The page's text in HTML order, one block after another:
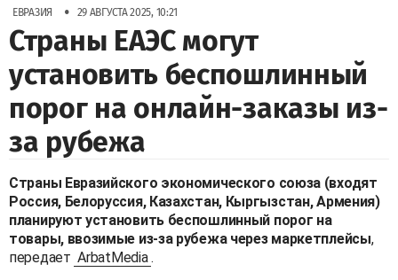
ЕВРАЗИЯ • 29 АВГУСТА 2025, 10:21
Страны ЕАЭС могут
установить беспошлинный
порог на онлайн-заказы из-
за рубежа
Страны Евразийского экономического союза (входят
Россия, Белоруссия, Казахстан, Кыргызстан, Армения)
планируют установить беспошлинный порог на
товары, ввозимые из-за рубежа через маркетплейсы,
передает ArbatMedia .